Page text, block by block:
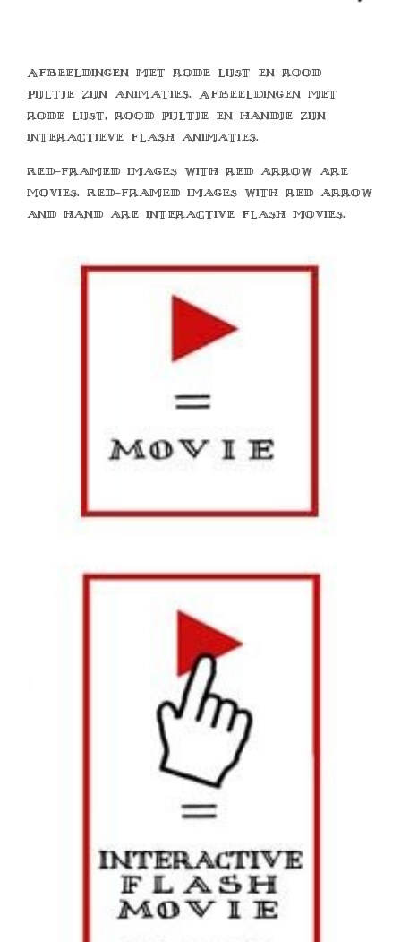
Afbeeldingen met rode lijst en rood
pijltje zijn animaties. Afbeeldingen met
rode lijst, rood pijltje en handje zijn
interactieve flash animaties.
Red-framed images with red arrow are
movies. Red-framed images with red arrow
and hand are interactive flash movies.